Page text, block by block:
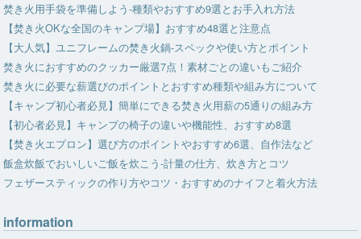
焚き火用手袋を準備しよう-種類やおすすめ9選とお手入れ方法
【焚き火OKな全国のキャンプ場】おすすめ48選と注意点
【大人気】ユニフレームの焚き火鍋-スペックや使い方とポイント
焚き火におすすめのクッカー厳選7点！素材ごとの違いもご紹介
焚き火に必要な薪選びのポイントとおすすめ種類や組み方について
【キャンプ初心者必見】簡単にできる焚き火用薪の5通りの組み方
【初心者必見】キャンプの椅子の違いや機能性、おすすめ8選
【焚き火エプロン】選び方のポイントやおすすめ6選、自作法など
飯盒炊飯でおいしいご飯を炊こう-計量の仕方、炊き方とコツ
フェザースティックの作り方やコツ・おすすめのナイフと着火方法
information